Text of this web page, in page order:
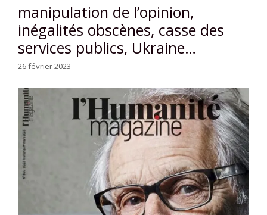
manipulation de l’opinion,
inégalités obscènes, casse des
services publics, Ukraine…
26 février 2023